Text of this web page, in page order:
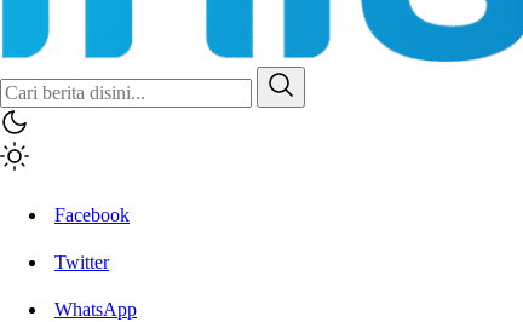
Inisiatif.co
Stay Connected Stay Informed
Facebook
Twitter
WhatsApp